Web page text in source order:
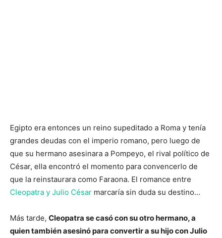
Egipto era entonces un reino supeditado a Roma y tenía
grandes deudas con el imperio romano, pero luego de
que su hermano asesinara a Pompeyo, el rival político de
César, ella encontró el momento para convencerlo de
que la reinstaurara como Faraona. El romance entre
Cleopatra y Julio César marcaría sin duda su destino…
Más tarde, Cleopatra se casó con su otro hermano, a
quien también asesinó para convertir a su hijo con Julio